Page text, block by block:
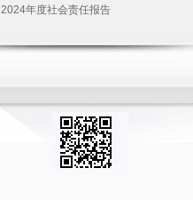
2024年度社会责任报告